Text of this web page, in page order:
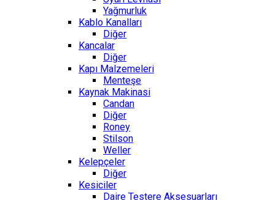
Yağmurluk
Kablo Kanalları
Diğer
Kancalar
Diğer
Kapı Malzemeleri
Menteşe
Kaynak Makinasi
Candan
Diğer
Roney
Stilson
Weller
Kelepçeler
Diğer
Kesiciler
Daire Testere Aksesuarları